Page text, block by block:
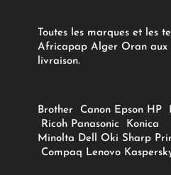
Toutes les marques et les
Africapap Alger Oran aux
livraison.
Brother Canon Epson HP
Ricoh Panasonic
Konica
Minolta Dell Oki Sharp
Compaq Lenovo